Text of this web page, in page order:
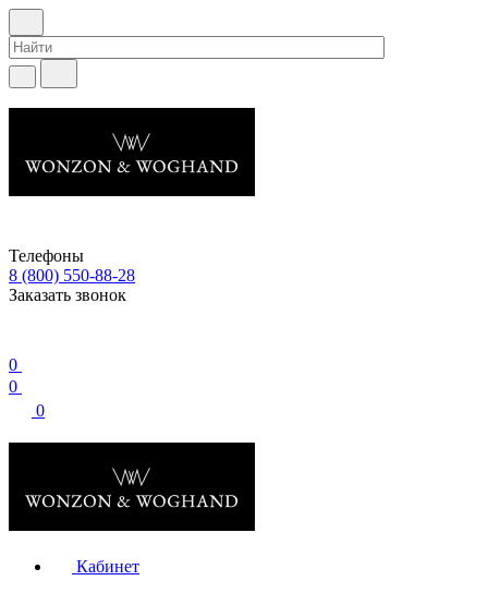
Телефоны
8 (800) 550-88-28
Заказать звонок
0
0
0
Кабинет